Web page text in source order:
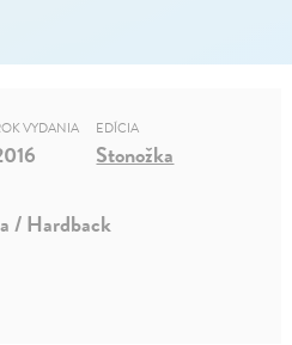
VYDANIA EDÍCIA
Stonožka
/ Hardback